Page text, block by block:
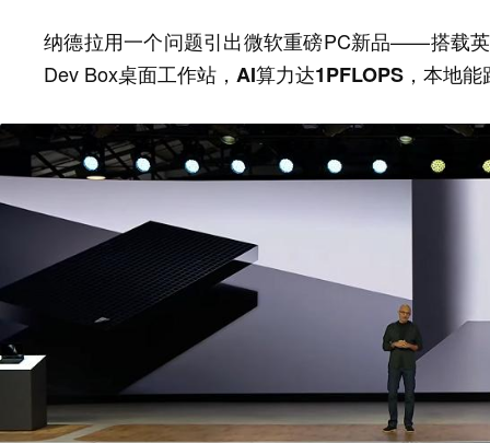
纳德拉用一个问题引出微软重磅PC新品——搭载
Dev Box桌面工作站， AI算力达1PFLOPS，本地